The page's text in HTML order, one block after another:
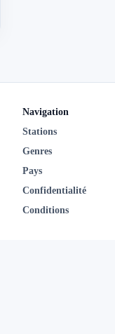
Navigation
Stations
Genres
Pays
Confidentialité
Conditions